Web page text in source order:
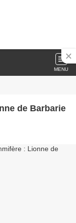
MENU
de Barbarie